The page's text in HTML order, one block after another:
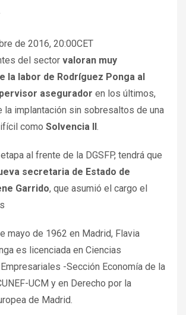
de 2016, 20:00CET
del sector valoran muy
la labor de Rodríguez Ponga al
asegurador en los últimos,
la implantación sin sobresaltos de una
como Solvencia II.
al frente de la DGSFP, tendrá que
secretaria de Estado de
Garrido, que asumió el cargo el
mayo de 1962 en Madrid, Flavia
es licenciada en Ciencias
-Sección Economía de la
UCM y en Derecho por la
de Madrid.